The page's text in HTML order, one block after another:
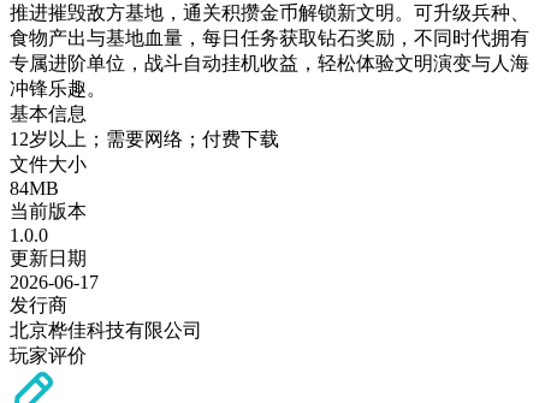
推进摧毁敌方基地，通关积攒金币解锁新文明。可升级兵种、
食物产出与基地血量，每日任务获取钻石奖励，不同时代拥有
专属进阶单位，战斗自动挂机收益，轻松体验文明演变与人海
冲锋乐趣。
基本信息
12岁以上；需要网络；付费下载
文件大小
84MB
当前版本
1.0.0
更新日期
2026-06-17
发行商
北京桦佳科技有限公司
玩家评价